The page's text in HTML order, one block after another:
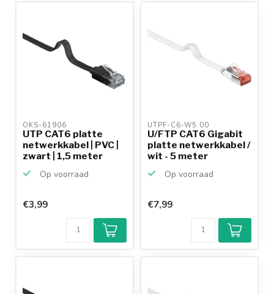
OKS-61906
UTP CAT6 platte
netwerkkabel | PVC |
zwart | 1,5 meter
Op voorraad
€3,99
UTPF-C6-W5.00
U/FTP CAT6 Gigabit
platte netwerkkabel /
wit - 5 meter
Op voorraad
€7,99